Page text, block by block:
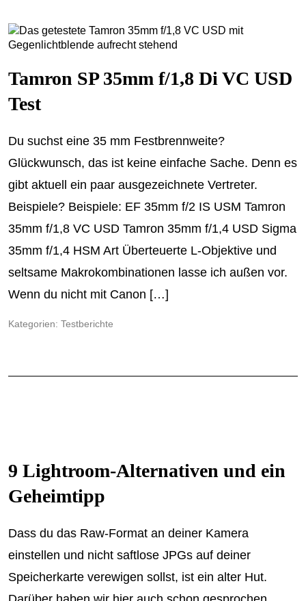
Tamron SP 35mm f/1,8 Di VC USD
Test
Du suchst eine 35 mm Festbrennweite?
Glückwunsch, das ist keine einfache Sache. Denn es
gibt aktuell ein paar ausgezeichnete Vertreter.
Beispiele? Beispiele: EF 35mm f/2 IS USM Tamron
35mm f/1,8 VC USD Tamron 35mm f/1,4 USD Sigma
35mm f/1,4 HSM Art Überteuerte L-Objektive und
seltsame Makrokombinationen lasse ich außen vor.
Wenn du nicht mit Canon […]
Kategorien: Testberichte
9 Lightroom-Alternativen und ein
Geheimtipp
Dass du das Raw-Format an deiner Kamera
einstellen und nicht saftlose JPGs auf deiner
Speicherkarte verewigen sollst, ist ein alter Hut.